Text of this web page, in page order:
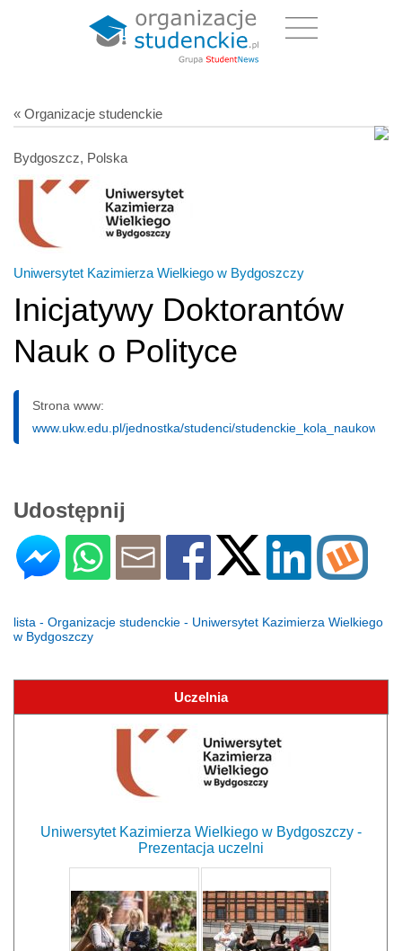
« Organizacje studenckie
Bydgoszcz, Polska
Uniwersytet Kazimierza Wielkiego w Bydgoszczy
Inicjatywy Doktorantów
Nauk o Polityce
Strona www:
www.ukw.edu.pl/jednostka/studenci/studenckie_kola_naukowe
Udostępnij
lista - Organizacje studenckie - Uniwersytet Kazimierza Wielkiego
w Bydgoszczy
Uczelnia
Uniwersytet Kazimierza Wielkiego w Bydgoszczy -
Prezentacja uczelni